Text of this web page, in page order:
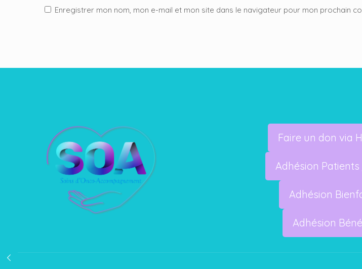
Enregistrer mon nom, mon e-mail et mon site dans le navigateur pour mon prochain
Faire un don via
Adhésion
Adhésion
Adhésion